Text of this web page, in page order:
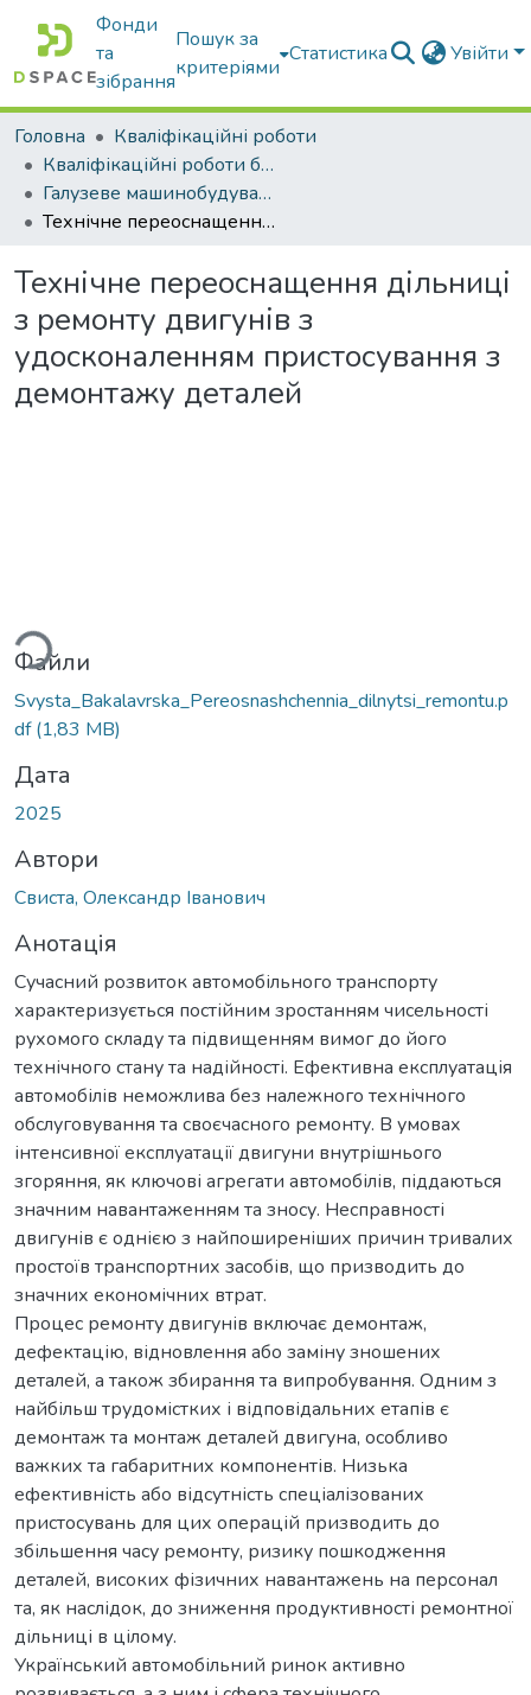
Фонди
та
зібрання
Пошук за
критеріями
Статистика Увійти
Головна
Кваліфікаційні роботи
Кваліфікаційні роботи бакалаврів
Галузеве машинобудування
Технічне переоснащення дільниці з ремонту двигунів з удосконаленням пристосування з демонтажу деталей
Технічне переоснащення дільниці
з ремонту двигунів з
удосконаленням пристосування з
демонтажу деталей
Файли
Svysta_Bakalavrska_Pereosnashchennia_dilnytsi_remontu.p
df(1,83 MB)
Дата
2025
Автори
Свиста, Олександр Іванович
Анотація
Сучасний розвиток автомобільного транспорту
характеризується постійним зростанням чисельності
рухомого складу та підвищенням вимог до його
технічного стану та надійності. Ефективна експлуатація
автомобілів неможлива без належного технічного
обслуговування та своєчасного ремонту. В умовах
інтенсивної експлуатації двигуни внутрішнього
згоряння, як ключові агрегати автомобілів, піддаються
значним навантаженням та зносу. Несправності
двигунів є однією з найпоширеніших причин тривалих
простоїв транспортних засобів, що призводить до
значних економічних втрат.
Процес ремонту двигунів включає демонтаж,
дефектацію, відновлення або заміну зношених
деталей, а також збирання та випробування. Одним з
найбільш трудомістких і відповідальних етапів є
демонтаж та монтаж деталей двигуна, особливо
важких та габаритних компонентів. Низька
ефективність або відсутність спеціалізованих
пристосувань для цих операцій призводить до
збільшення часу ремонту, ризику пошкодження
деталей, високих фізичних навантажень на персонал
та, як наслідок, до зниження продуктивності ремонтної
дільниці в цілому.
Український автомобільний ринок активно